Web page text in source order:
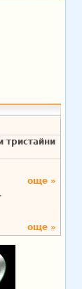
тристайни
още »
още »